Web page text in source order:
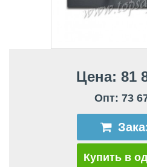
Цена: 81
Опт: 73
Купить в